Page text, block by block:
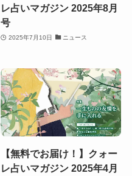
レ占いマガジン 2025年8月
号
2025年7月10日 ニュース
【無料でお届け！】クォー
レ占いマガジン 2025年4月